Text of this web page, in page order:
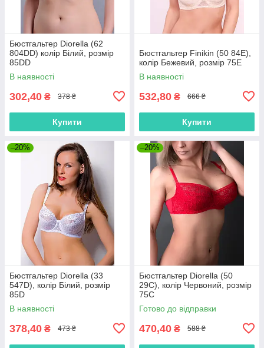
Бюстгальтер Diorella (62
804DD) колір Білий, розмір
85DD
В наявності
302,40 ₴ 378 ₴
Купити
Бюстгальтер Finikin (50 84E),
колір Бежевий, розмір 75E
В наявності
532,80 ₴ 666 ₴
Купити
–20%
Бюстгальтер Diorella (33
547D), колір Білий, розмір
85D
В наявності
378,40 ₴ 473 ₴
–20%
Бюстгальтер Diorella (50
29C), колір Червоний, розмір
75C
Готово до відправки
470,40 ₴ 588 ₴